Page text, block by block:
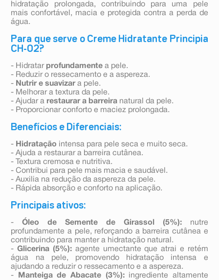
hidratação prolongada, contribuindo para uma pele
mais confortável, macia e protegida contra a perda de
água.
Para que serve o Creme Hidratante Principia
CH-02?
- Hidratar profundamente a pele.
- Reduzir o ressecamento e a aspereza.
- Nutrir e suavizara pele.
- Melhorar a textura da pele.
- Ajudar a restaurar a barreira natural da pele.
- Proporcionar conforto e maciez prolongada.
Benefícios e Diferenciais:
- Hidratação intensa para pele seca e muito seca.
- Ajuda a restaurar a barreira cutânea.
- Textura cremosa e nutritiva.
- Contribui para pele mais macia e saudável.
- Auxilia na redução da aspereza da pele.
- Rápida absorção e conforto na aplicação.
Principais ativos:
-Óleo de Semente de Girassol (5%):nutre
profundamente a pele, reforçando a barreira cutânea e
contribuindo para manter a hidratação natural.
-Glicerina (5%):agente umectante que atrai e retém
água na pele, promovendo hidratação intensa e
ajudando a reduzir o ressecamento e a aspereza.
-
Manteiga de Abacate (3%):ingrediente altamente